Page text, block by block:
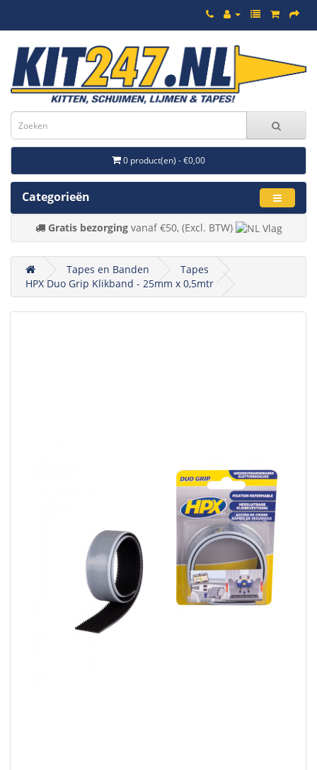
0 product(en) - €0,00
Categorieën
Gratis bezorgingvanaf €50, (Excl. BTW)
Tapes en Banden
Tapes
HPX Duo Grip Klikband - 25mm x 0,5mtr